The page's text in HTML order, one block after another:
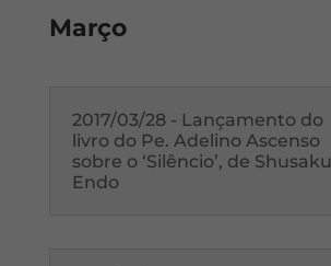
Março
2017/03/28 - Lançamento do
livro do Pe. Adelino Ascenso
sobre o ‘Silêncio’, de Shusaku
Endo